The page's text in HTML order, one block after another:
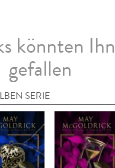
könnten
gefallen
SERIE